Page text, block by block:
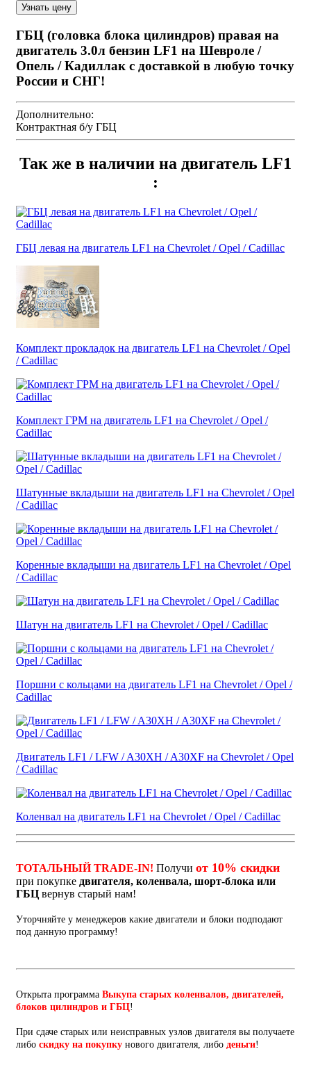
ГБЦ (головка блока цилиндров) правая на
двигатель 3.0л бензин LF1 на Шевроле /
Опель / Кадиллак с доставкой в любую точку
России и СНГ!
Дополнительно:
Контрактная б/у ГБЦ
Так же в наличии на двигатель LF1
:
ГБЦ левая на двигатель LF1 на Chevrolet / Opel / Cadillac
Комплект прокладок на двигатель LF1 на Chevrolet / Opel
/ Cadillac
Комплект ГРМ на двигатель LF1 на Chevrolet / Opel /
Cadillac
Шатунные вкладыши на двигатель LF1 на Chevrolet / Opel
/ Cadillac
Коренные вкладыши на двигатель LF1 на Chevrolet / Opel
/ Cadillac
Шатун на двигатель LF1 на Chevrolet / Opel / Cadillac
Поршни с кольцами на двигатель LF1 на Chevrolet / Opel /
Cadillac
Двигатель LF1 / LFW / A30XH / A30XF на Chevrolet / Opel
/ Cadillac
Коленвал на двигатель LF1 на Chevrolet / Opel / Cadillac
ТОТАЛЬНЫЙ TRADE-IN! Получи от 10% скидки
при покупке двигателя, коленвала, шорт-блока или
ГБЦ вернув старый нам!
Уторчняйте у менеджеров какие двигатели и блоки подподают
под данную программу!
Открыта программа Выкупа старых коленвалов, двигателей,
блоков цилиндров и ГБЦ!
При сдаче старых или неисправных узлов двигателя вы получаете
либо скидку на покупку нового двигателя, либо деньги!